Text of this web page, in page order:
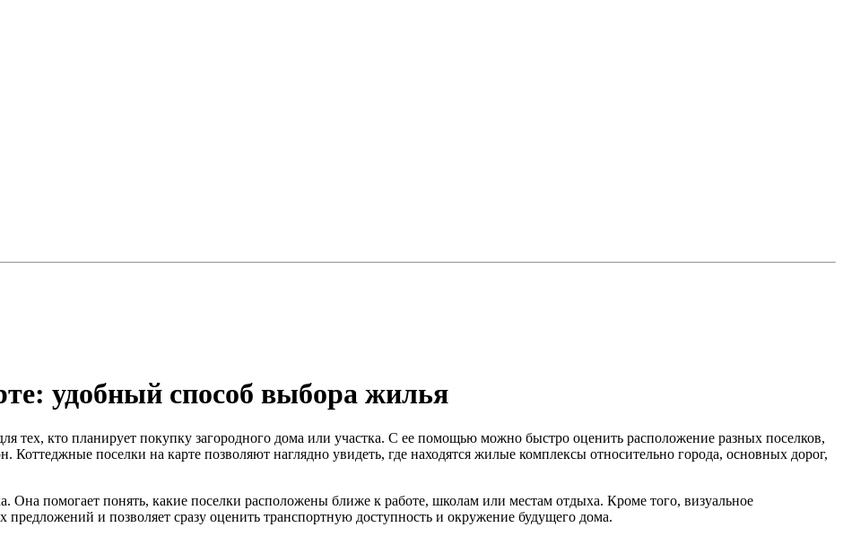
удобный способ выбора жилья
тех, кто планирует покупку загородного дома или участка. С ее помощью можно быстро оценить расположение разных поселков,
Коттеджные поселки на карте позволяют наглядно увидеть, где находятся жилые комплексы относительно города, основных дорог,
Она помогает понять, какие поселки расположены ближе к работе, школам или местам отдыха. Кроме того, визуальное
предложений и позволяет сразу оценить транспортную доступность и окружение будущего дома.